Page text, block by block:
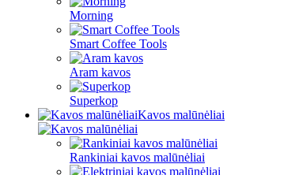
Morning
Smart Coffee Tools
Aram kavos
Superkop
Kavos malūnėliai
Rankiniai kavos malūnėliai